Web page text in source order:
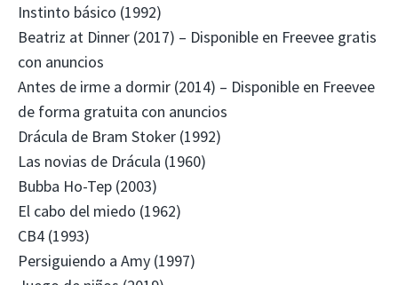
Instinto básico (1992)
Beatriz at Dinner (2017) – Disponible en Freevee gratis
con anuncios
Antes de irme a dormir (2014) – Disponible en Freevee
de forma gratuita con anuncios
Drácula de Bram Stoker (1992)
Las novias de Drácula (1960)
Bubba Ho-Tep (2003)
El cabo del miedo (1962)
CB4 (1993)
Persiguiendo a Amy (1997)